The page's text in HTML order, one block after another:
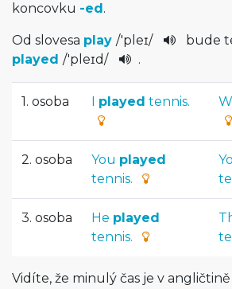
koncovku -ed.
Od slovesa play /'pleɪ/
bude
played /'pleɪd/ .
1. osoba I played tennis.
2. osoba You played
tennis.
3. osoba He played
tennis.
Vidíte, že minulý čas je v